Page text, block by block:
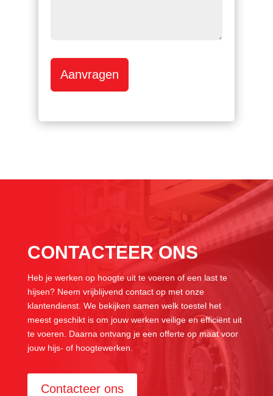
Aanvragen
CONTACTEER ONS
Heb je werken op hoogte uit te voeren of een last te
hijsen? Neem vrijblijvend contact op met onze
klantendienst. We bekijken samen welk toestel het
meest geschikt is om jouw werken veilige en efficiënt uit
te voeren. Daarna ontvang je een offerte op maat voor
jouw hijs- of hoogtewerken.
Contacteer ons